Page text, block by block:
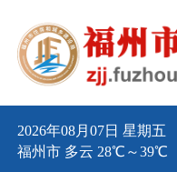
2026年08月07日 星期五
福州市 多云 28℃～39℃